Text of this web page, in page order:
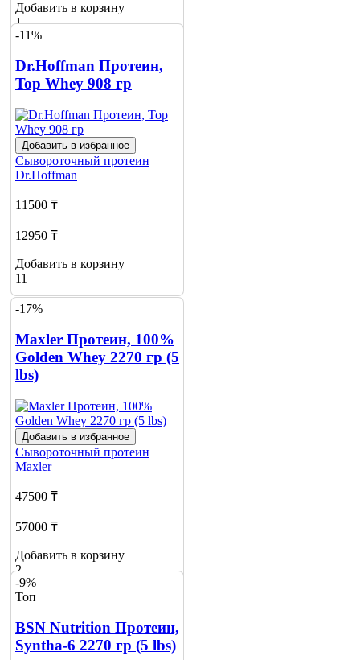
Добавить в корзину
1
-11%
Dr.Hoffman Протеин,
Top Whey 908 гр
Добавить в избранное
Сывороточный протеин
Dr.Hoffman
11500 ₸
12950 ₸
Добавить в корзину
11
-17%
Maxler Протеин, 100%
Golden Whey 2270 гр (5
lbs)
Добавить в избранное
Сывороточный протеин
Maxler
47500 ₸
57000 ₸
Добавить в корзину
2
-9%
Топ
BSN Nutrition Протеин,
Syntha-6 2270 гр (5 lbs)